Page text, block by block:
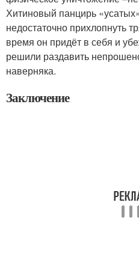
Хитиновый панцирь
недостаточно прихлопнуть
время он придёт в себя и
решили раздавить
наверняка.
Заключение